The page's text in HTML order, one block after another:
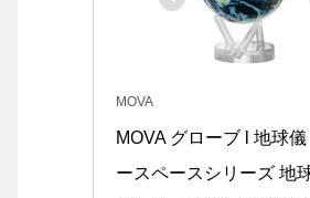
MOVA
MOVA グローブ l 地球
ースペースシリーズ 地